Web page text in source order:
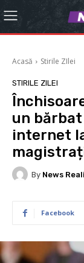
Acasă Stirile ZIlei
STIRILE ZILEI
un
internet
By News
Facebook